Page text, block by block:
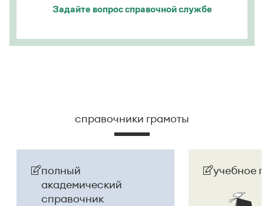
Задайте вопроссправочной службе
справочники грамоты
полный
академический
справочник
учебное